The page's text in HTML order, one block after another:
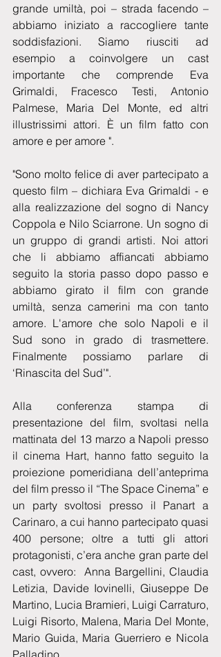
grande umiltà, poi – strada facendo –
abbiamo iniziato a raccogliere tante
soddisfazioni. Siamo riusciti ad
esempio a coinvolgere un cast
importante che comprende Eva
Grimaldi, Fracesco Testi, Antonio
Palmese, Maria Del Monte, ed altri
illustrissimi attori. È un film fatto con
amore e per amore ".
"Sono molto felice di aver partecipato a
questo film – dichiara Eva Grimaldi - e
alla realizzazione del sogno di Nancy
Coppola e Nilo Sciarrone. Un sogno di
un gruppo di grandi artisti. Noi attori
che li abbiamo affiancati abbiamo
seguito la storia passo dopo passo e
abbiamo girato il film con grande
umiltà, senza camerini ma con tanto
amore. L'amore che solo Napoli e il
Sud sono in grado di trasmettere.
Finalmente possiamo parlare di
‘Rinascita del Sud’".
Alla conferenza stampa di
presentazione del film, svoltasi nella
mattinata del 13 marzo a Napoli presso
il cinema Hart, hanno fatto seguito la
proiezione pomeridiana dell’anteprima
del film presso il “The Space Cinema” e
un party svoltosi presso il Panart a
Carinaro, a cui hanno partecipato quasi
400 persone; oltre a tutti gli attori
protagonisti, c’era anche gran parte del
cast, ovvero:  Anna Bargellini, Claudia
Letizia, Davide Iovinelli, Giuseppe De
Martino, Lucia Bramieri, Luigi Carraturo,
Luigi Risorto, Malena, Maria Del Monte,
Mario Guida, Maria Guerriero e Nicola